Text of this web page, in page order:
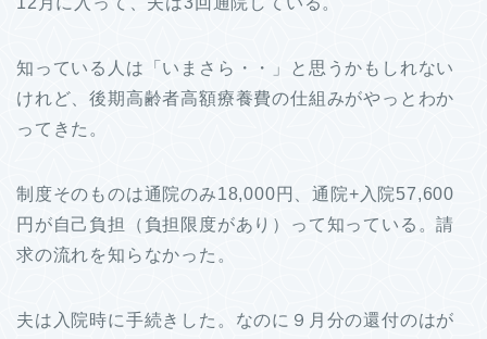
知っている人は「いまさら・・」と思うかもしれない
けれど、後期高齢者高額療養費の仕組みがやっとわか
ってきた。
制度そのものは通院のみ18,000円、通院+入院57,600
円が自己負担（負担限度があり）って知っている。請
求の流れを知らなかった。
夫は入院時に手続きした。なのに９月分の還付のはが